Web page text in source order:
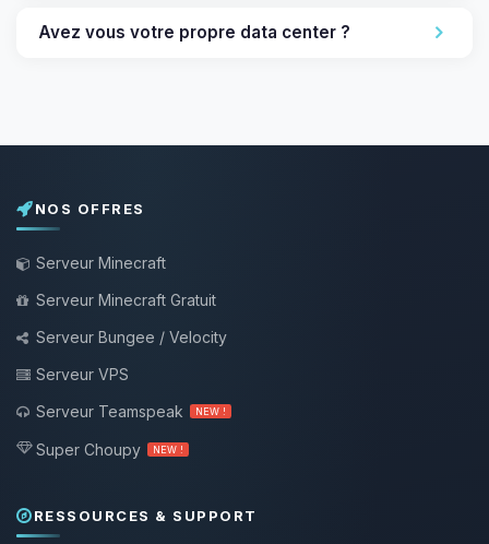
Avez vous votre propre data center ?
NOS OFFRES
Serveur Minecraft
Serveur Minecraft Gratuit
Serveur Bungee / Velocity
Serveur VPS
Serveur Teamspeak
NEW !
Super Choupy NEW !
RESSOURCES & SUPPORT